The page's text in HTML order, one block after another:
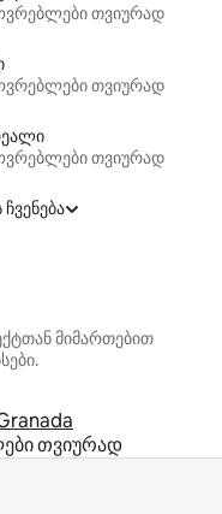
თვიურად
თვიურად
თვიურად
ჩვენება
მიმართებით
თვიურად